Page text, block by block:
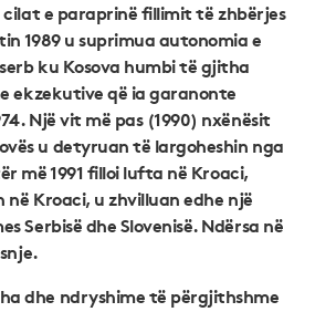
cilat e paraprinë fillimit të zhbërjes
1989 u suprimua autonomia e
ku Kosova humbi të gjitha
ekzekutive që ia garanonte
Një vit më pas (1990) nxënësit
u detyruan të largoheshin nga
më 1991 filloi lufta në Kroaci,
Kroaci, u zhvilluan edhe një
Serbisë dhe Slovenisë. Ndërsa në
dhe ndryshime të përgjithshme